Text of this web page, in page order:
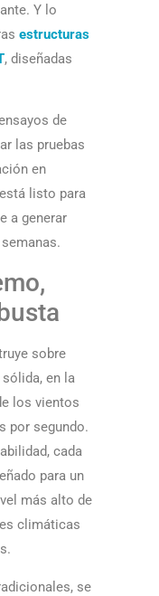
Y lo
estructuras
, diseñadas
de
las pruebas
en
listo para
a generar
sobre
en la
los vientos
por segundo.
cada
para un
más alto de
climáticas
se